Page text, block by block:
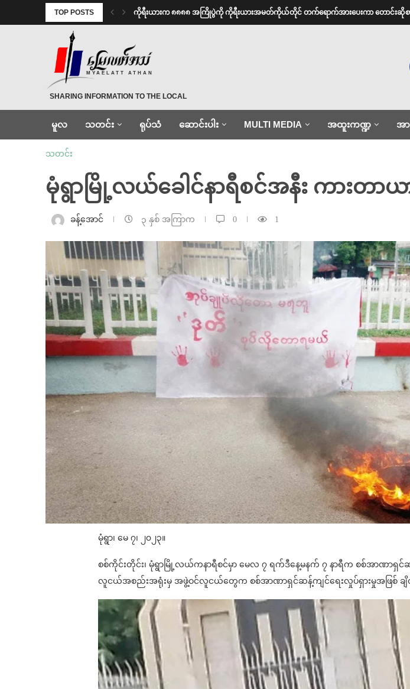
TOP POSTS ကိုရီးယားက ၈၈၈၈ အကြိုပွဲကို ကိုရီးယားအမတ်ကိုယ်တိုင် တက်ရောက်အားပေးကာ တောင်းဆိုစ
MYAELATT ATHAN
SHARING INFORMATION TO THE LOCAL
မူလ သတင်း ရုပ်သံ ဆောင်းပါး MULTI MEDIA အထူးကဏ္ဍ အာ
သတင်း
မုံရွာမြို့လယ်ခေါင်နာရီစင်အနီး ကားတာယ
ခန့်အောင် ၃ နှစ် အကြာက 0 1
မုံရွာ၊ မေ ၇၊ ၂၀၂၃။
စစ်ကိုင်းတိုင်း၊ မုံရွာမြို့လယ်ကနာရီစင်မှာ မေလ ၇ ရက်ဒီနေ့မနက် ၇ နာရီက စစ်အာဏာရှင်ဆ
လူငယ်အစည်းအရုံးမှ အဖွဲ့ဝင်လူငယ်တွေက စစ်အာဏာရှင်ဆန့်ကျင်ရေးလှုပ်ရှားမှုအဖြစ်